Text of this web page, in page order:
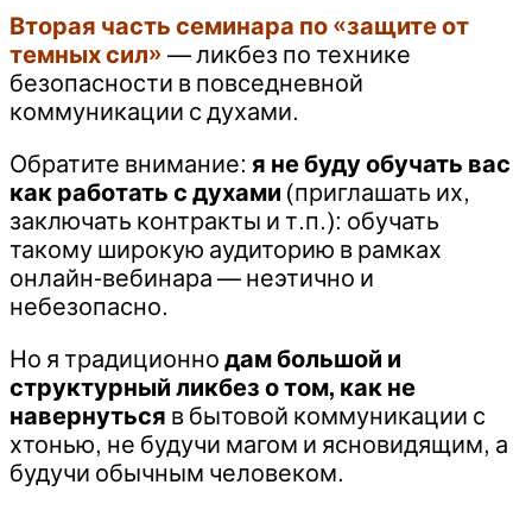
Вторая часть семинара по «защите от
темных сил» — ликбез по технике
безопасности в повседневной
коммуникации с духами.
Обратите внимание: я не буду обучать вас
как работать с духами (приглашать их,
заключать контракты и т.п.): обучать
такому широкую аудиторию в рамках
онлайн-вебинара — неэтично и
небезопасно.
Но я традиционно дам большой и
структурный ликбез о том, как не
навернуться в бытовой коммуникации с
хтонью, не будучи магом и ясновидящим, а
будучи обычным человеком.